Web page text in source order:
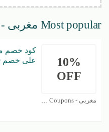
Most popular مغربى - MAGRABI coupons.
10%
OFF
مغربى - MAGRABI Coupons
على خصم 10% الآن!